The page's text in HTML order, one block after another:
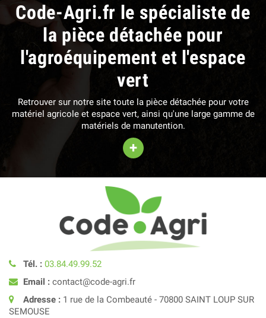
Code-Agri.fr le spécialiste de
la pièce détachée pour
l'agroéquipement et l'espace
vert
Retrouver sur notre site toute la pièce détachée pour votre
matériel agricole et espace vert, ainsi qu'une large gamme de
matériels de manutention.
+
Tél. : 03.84.49.99.52
Email : contact@code-agri.fr
Adresse : 1 rue de la Combeauté - 70800 SAINT LOUP SUR
SEMOUSE